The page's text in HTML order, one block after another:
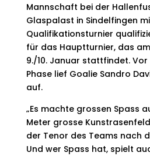
Mannschaft bei der
Glaspalast in Sindelfingen
Qualifikationsturnier
für das Hauptturnier, das
9./10. Januar stattfindet.
Phase lief Goalie Sandro
auf.
„Es machte grossen Spass
Meter grosse
der Tenor des Teams nach
Und wer Spass hat, spielt